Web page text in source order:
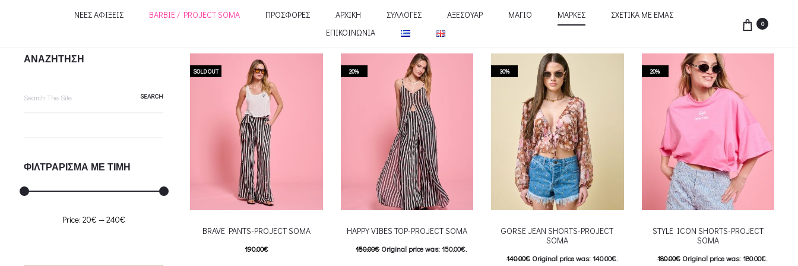
ΝΕΕΣ ΑΦΙΞΕΙΣ BARBIE / PROJECT SOMA ΠΡΟΣΦΟΡΕΣ ΑΡΧΙΚΗ ΣΥΛΛΟΓΕΣ ΑΞΕΣΟΥΑΡ ΜΑΓΙΟ ΜΑΡΚΕΣ
ΣΧΕΤΙΚΑ ΜΕ ΕΜΑΣ
ΕΠΙΚΟΙΝΩΝΙΑ
0
SOLD OUT
BRAVE PANTS-PROJECT SOMA
190.00€
20%
HAPPY VIBES TOP-PROJECT SOMA
150.00€ Original price was: 150.00€.
30%
GORSE JEAN SHORTS-PROJECT
SOMA
140.00€ Original price was: 140.00€.
20%
STYLE ICON SHORTS-PROJECT
SOMA
180.00€ Original price was: 180.00€.
ΑΝΑΖΗΤΗΣΗ
ΦΙΛΤΡΑΡΙΣΜΑ ΜΕ ΤΙΜΗ
Min
Max
Price: 20€ —240€